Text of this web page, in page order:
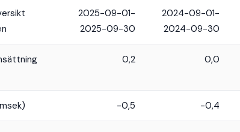
2025-09-01-
2025-09-30
2024-09-01-
2024-09-30
0,2 0,0
-0,5 -0,4